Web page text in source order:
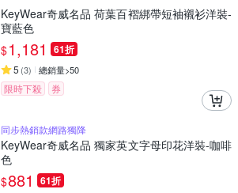
KeyWear奇威名品 荷葉百褶綁帶短袖襯衫洋裝-
寶藍色
$1,181 61折
5 (3) 總銷量>50
限時下殺 券
同步熱銷款網路獨降
KeyWear奇威名品 獨家英文字母印花洋裝-咖啡
色
$881 61折